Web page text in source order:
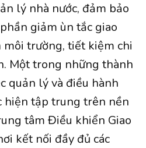
lý nhà nước, đảm bảo
giảm ùn tắc giao
trường, tiết kiệm chi
Một trong những thành
quản lý và điều hành
hiện tập trung trên nền
tâm Điều khiển Giao
kết nối đầy đủ các